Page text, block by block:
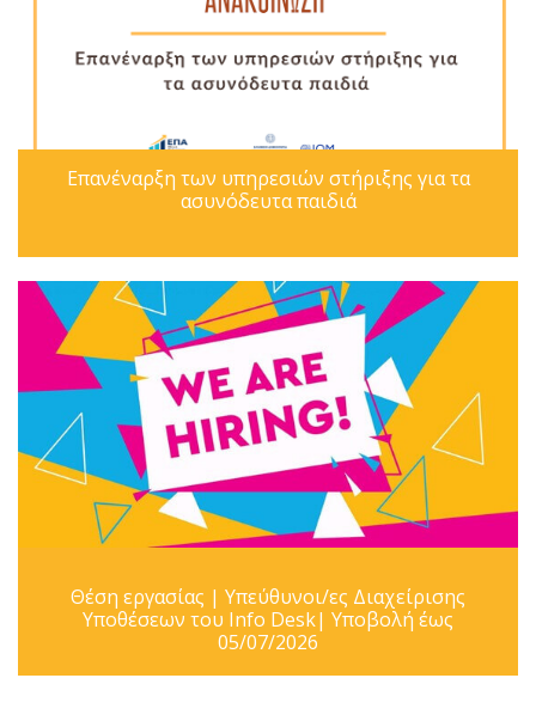
Επανέναρξη των υπηρεσιών στήριξης για τα
ασυνόδευτα παιδιά
Θέση εργασίας | Υπεύθυνοι/ες Διαχείρισης
Υποθέσεων του Info Desk| Υποβολή έως
05/07/2026